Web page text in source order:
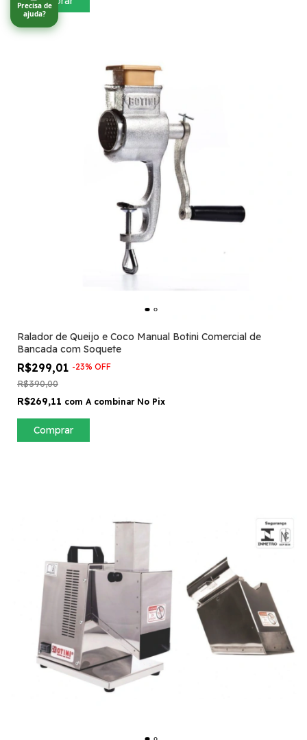
Ralador de Queijo e Coco Manual Botini Comercial de
Bancada com Soquete
R$299,01 -23% OFF
R$390,00
R$269,11 com A combinar No Pix
Precisa de
ajuda?